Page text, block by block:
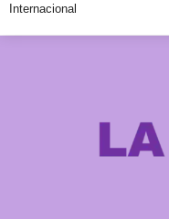
Internacional